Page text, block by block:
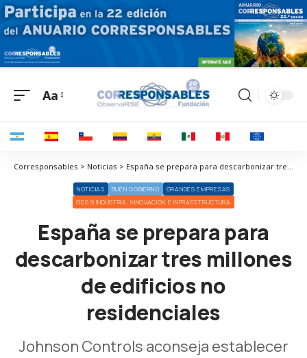
Aa
Corresponsables > Noticias > España se prepara para descarbonizar tres millones de edificios no residenciales
NOTICIAS BUEN GOBIERNO
GRANDES EMPRESAS
ODS 9 INDUSTRIA, INNOVACIÓN E INFRAESTRUCTURA
España se prepara para
descarbonizar tres millones
de edificios no
residenciales
Johnson Controls aconseja establecer